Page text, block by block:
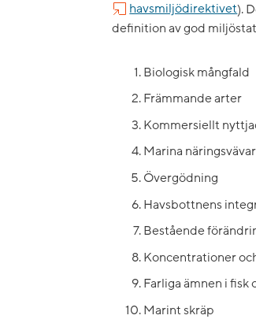
havsmiljödirektivet).
definition av god
Biologisk mångfald
Främmande arter
Kommersiellt
Marina näringsvävar
Övergödning
Havsbottnens
Bestående
Koncentrationer
Farliga ämnen i fisk
Marint skräp